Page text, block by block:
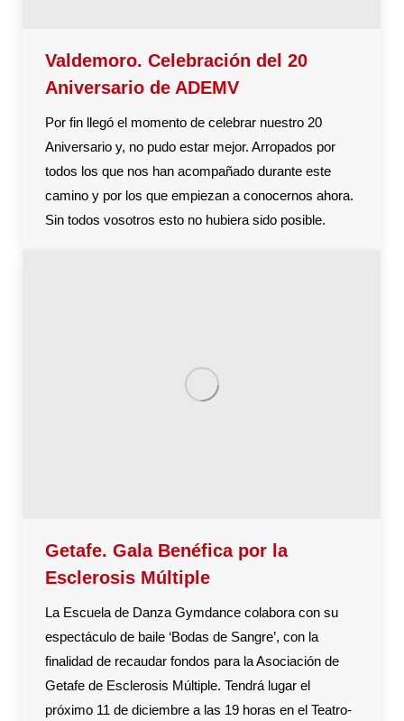
Valdemoro. Celebración del 20
Aniversario de ADEMV
Por fin llegó el momento de celebrar nuestro 20
Aniversario y, no pudo estar mejor. Arropados por
todos los que nos han acompañado durante este
camino y por los que empiezan a conocernos ahora.
Sin todos vosotros esto no hubiera sido posible.
Getafe. Gala Benéfica por la
Esclerosis Múltiple
La Escuela de Danza Gymdance colabora con su
espectáculo de baile ‘Bodas de Sangre’, con la
finalidad de recaudar fondos para la Asociación de
Getafe de Esclerosis Múltiple. Tendrá lugar el
próximo 11 de diciembre a las 19 horas en el Teatro-